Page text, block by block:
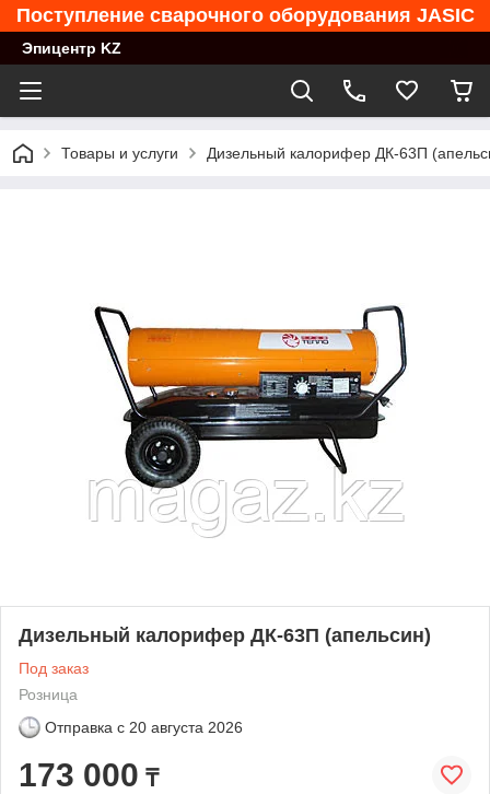
Поступление сварочного оборудования JASIC
Эпицентр KZ
Товары и услуги Дизельный калорифер ДК-63П
Дизельный калорифер ДК-63П (апельсин)
Под заказ
Розница
Отправка с 20 августа 2026
173 000 ₸